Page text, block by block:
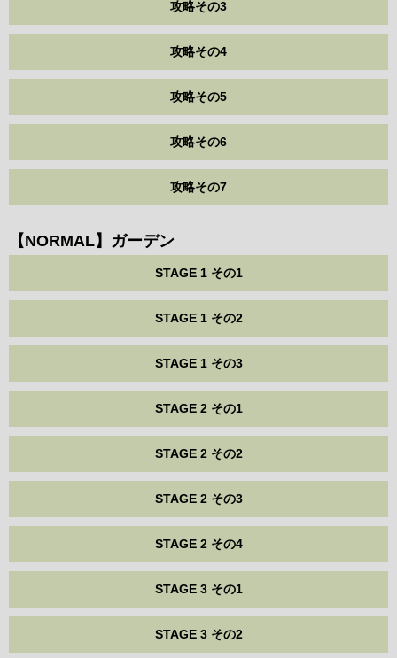
攻略その3
攻略その4
攻略その5
攻略その6
攻略その7
【NORMAL】ガーデン
STAGE 1 その1
STAGE 1 その2
STAGE 1 その3
STAGE 2 その1
STAGE 2 その2
STAGE 2 その3
STAGE 2 その4
STAGE 3 その1
STAGE 3 その2